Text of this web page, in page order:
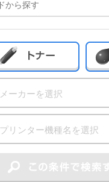
トナー
メーカーを選択
プリンター機種名を選択